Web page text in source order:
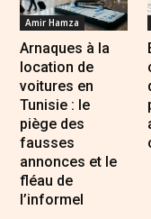
Amir Hamza
Arnaques à la
location de
voitures en
Tunisie : le
piège des
fausses
annonces et le
fléau de
l’informel